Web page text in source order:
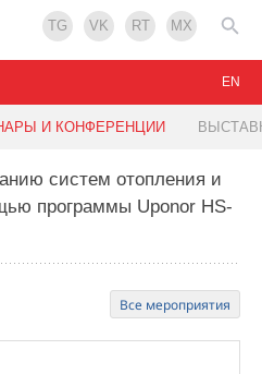
TG VK RT MX
И КОНФЕРЕНЦИИ
EN
систем отопления и
программы Uponor HS-
Все мероприятия